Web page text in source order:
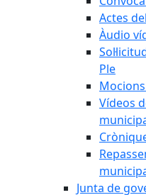
Actes
Àudio
Ple
Vídeos
Junta de